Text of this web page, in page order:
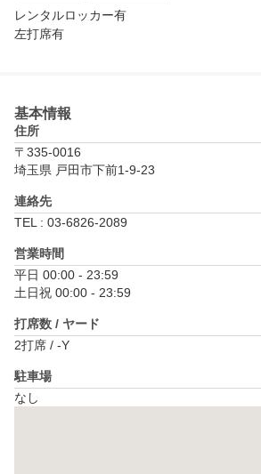
レンタルロッカー有
左打席有
基本情報
住所
〒335-0016
埼玉県 戸田市下前1-9-23
連絡先
TEL : 03-6826-2089
営業時間
平日 00:00 - 23:59
土日祝 00:00 - 23:59
打席数 / ヤード
2打席 / -Y
駐車場
なし